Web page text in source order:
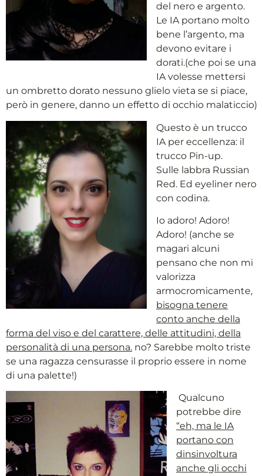
del nero e argento.
Le IA portano molto
bene l’argento, ma
devono evitare i
dorati.(che poi se una
IA volesse mettersi
un ombretto dorato nessuno glielo vieta se si piace,
però in genere, danno un effetto di occhio malaticcio)
Questo è un trucco
IA per eccellenza: il
trucco Pin-up.
Sulle labbra Russian
Red. Ed eyeliner nero
con codina.
Io adoro! Adoro!
Adoro! (anche se
magari alcuni
pensano che non mi
valorizza
armocromicamente,
bisogna tenere
conto anche della
forma del viso e del carattere, delle attitudini, della
personalità di una persona. no? Sarebbe molto triste
se una ragazza censurasse il proprio essere in nome
di una palette!)
Qualcuno
potrebbe dire
“eh, ma le IA
portano con
dinsinvoltura
anche gli occhi